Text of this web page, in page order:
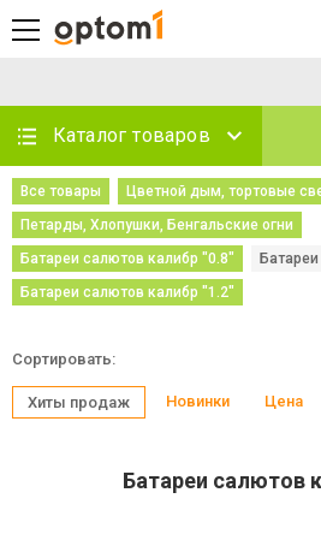
Каталог товаров
Все товары
Цветной дым, тортовые
Петарды, Хлопушки, Бенгальские огни
Батареи салютов калибр "0.8"
Батареи салютов калибр "1.2"
Сортировать:
Хиты продаж Новинки Цена
Батареи салютов